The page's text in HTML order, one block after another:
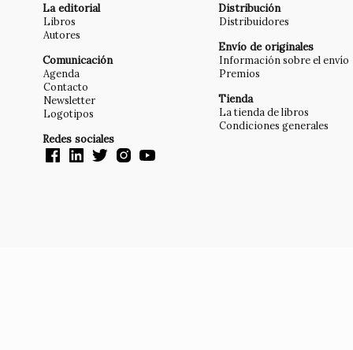
La editorial
Libros
Autores
Comunicación
Agenda
Contacto
Newsletter
Logotipos
Redes sociales
Distribución
Distribuidores
Envío de originales
Información sobre el envío
Premios
Tienda
La tienda de libros
Condiciones generales